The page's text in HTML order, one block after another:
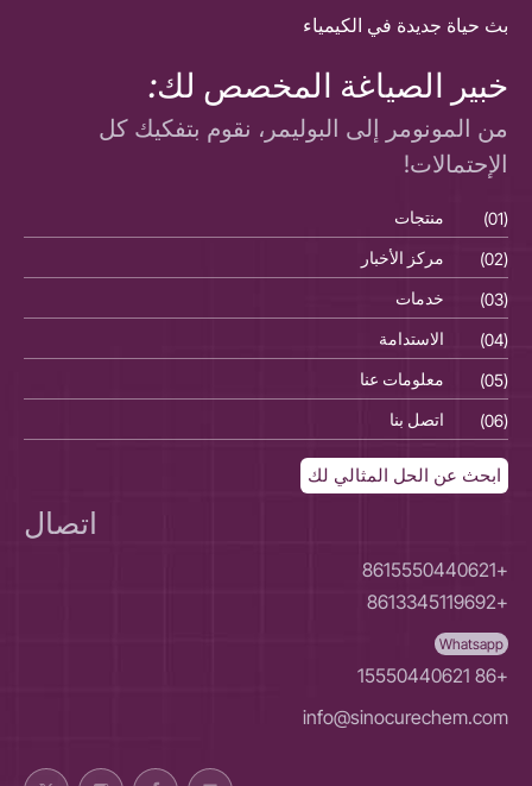
بث حياة جديدة في الكيمياء
خبير الصياغة المخصص لك:
من المونومر إلى البوليمر، نقوم بتفكيك كل
الإحتمالات!
(01) منتجات
(02)
مركز الأخبار
(03)
خدمات
(04)
الاستدامة
(05)
معلومات عنا
(06)
اتصل بنا
ابحث عن الحل المثالي لك
اتصال
+8615550440621
+8613345119692
Whatsapp
+86 15550440621
info@sinocurechem.com